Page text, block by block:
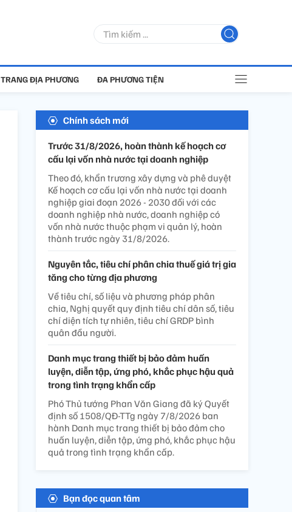
TRANG ĐỊA PHƯƠNG ĐA PHƯƠNG TIỆN
Chính sách mới
Trước 31/8/2026, hoàn thành kế hoạch cơ
cấu lại vốn nhà nước tại doanh nghiệp
Theo đó, khẩn trương xây dựng và phê duyệt
Kế hoạch cơ cấu lại vốn nhà nước tại doanh
nghiệp giai đoạn 2026 - 2030 đối với các
doanh nghiệp nhà nước, doanh nghiệp có
vốn nhà nước thuộc phạm vi quản lý, hoàn
thành trước ngày 31/8/2026.
Nguyên tắc, tiêu chí phân chia thuế giá trị gia
tăng cho từng địa phương
Về tiêu chí, số liệu và phương pháp phân
chia, Nghị quyết quy định tiêu chí dân số, tiêu
chí diện tích tự nhiên, tiêu chí GRDP bình
quân đầu người.
Danh mục trang thiết bị bảo đảm huấn
luyện, diễn tập, ứng phó, khắc phục hậu quả
trong tình trạng khẩn cấp
Phó Thủ tướng Phan Văn Giang đã ký Quyết
định số 1508/QĐ-TTg ngày 7/8/2026 ban
hành Danh mục trang thiết bị bảo đảm cho
huấn luyện, diễn tập, ứng phó, khắc phục hậu
quả trong tình trạng khẩn cấp.
Bạn đọc quan tâm